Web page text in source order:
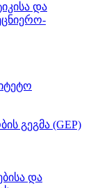
და
გეგმა (GEP)
და